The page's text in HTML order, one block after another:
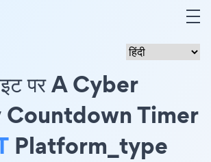
पर A Cyber
Countdown Timer
Platform_type